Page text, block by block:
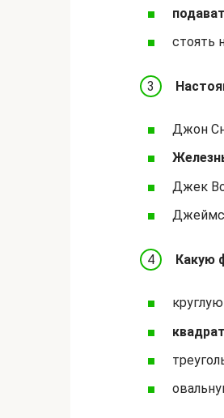
стоять
Джон
Джек
Какую
круглую